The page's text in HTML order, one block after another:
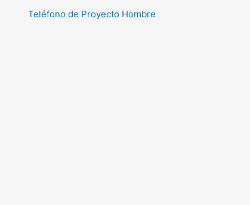
Teléfono de Proyecto Hombre